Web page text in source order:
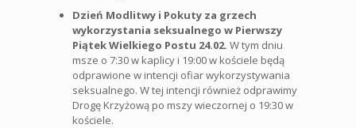
Dzień Modlitwy i Pokuty za grzech
wykorzystania seksualnego w Pierwszy
Piątek Wielkiego Postu 24.02. W tym dniu
msze o 7:30 w kaplicy i 19:00 w kościele będą
odprawione w intencji ofiar wykorzystywania
seksualnego. W tej intencji również odprawimy
Drogę Krzyżową po mszy wieczornej o 19:30 w
kościele.